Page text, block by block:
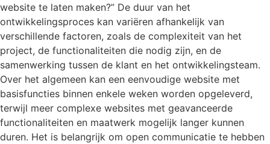
website te laten maken?” De duur van het
ontwikkelingsproces kan variëren afhankelijk van
verschillende factoren, zoals de complexiteit van het
project, de functionaliteiten die nodig zijn, en de
samenwerking tussen de klant en het ontwikkelingsteam.
Over het algemeen kan een eenvoudige website met
basisfuncties binnen enkele weken worden opgeleverd,
terwijl meer complexe websites met geavanceerde
functionaliteiten en maatwerk mogelijk langer kunnen
duren. Het is belangrijk om open communicatie te hebben